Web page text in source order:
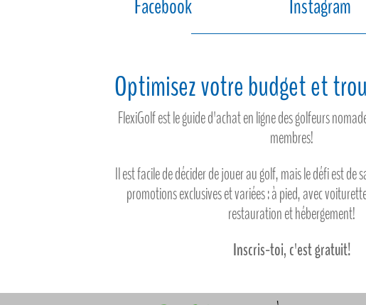
Facebook Instagram
Optimisez votre budget et
FlexiGolf est le guide d'achat en ligne des golfeurs
membres!
Il est facile de décider de jouer au golf, mais le défi est de
promotions exclusives et variées : à pied, avec
restauration et hébergement!
Inscris-toi, c'est gratuit!